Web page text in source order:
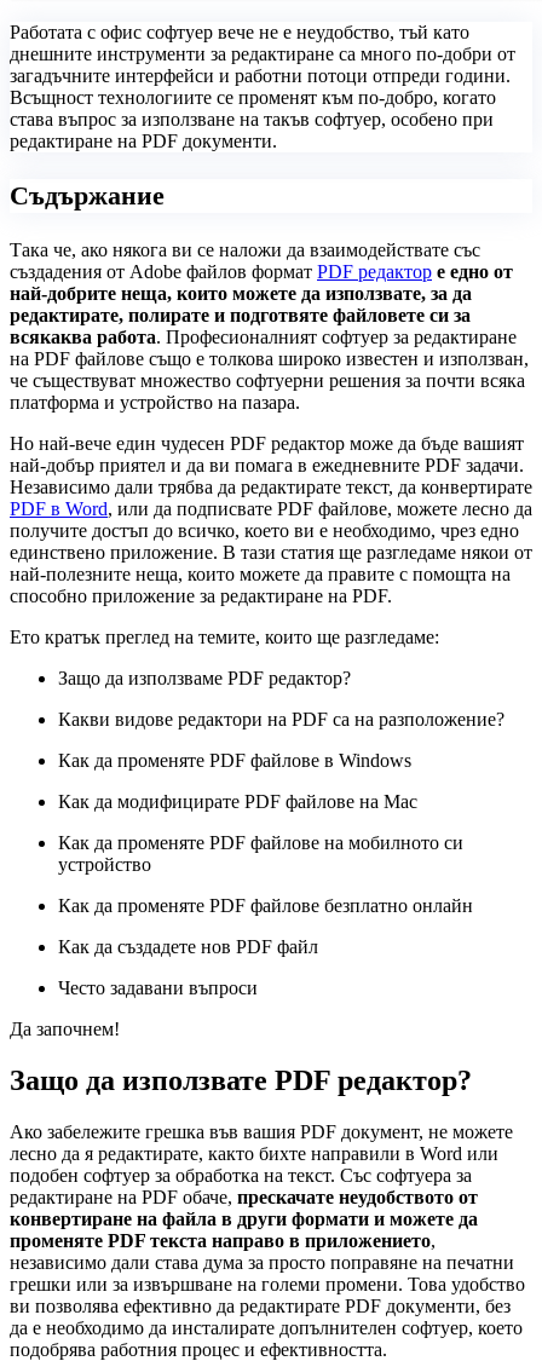
Работата с офис софтуер вече не е неудобство, тъй като
днешните инструменти за редактиране са много по-добри от
загадъчните интерфейси и работни потоци отпреди години.
Всъщност технологиите се променят към по-добро, когато
става въпрос за използване на такъв софтуер, особено при
редактиране на PDF документи.
Съдържание
Така че, ако някога ви се наложи да взаимодействате със
създадения от Adobe файлов формат PDF редактор е едно от
най-добрите неща, които можете да използвате, за да
редактирате, полирате и подготвяте файловете си за
всякаква работа. Професионалният софтуер за редактиране
на PDF файлове също е толкова широко известен и използван,
че съществуват множество софтуерни решения за почти всяка
платформа и устройство на пазара.
Но най-вече един чудесен PDF редактор може да бъде вашият
най-добър приятел и да ви помага в ежедневните PDF задачи.
Независимо дали трябва да редактирате текст, да конвертирате
PDF в Word, или да подписвате PDF файлове, можете лесно да
получите достъп до всичко, което ви е необходимо, чрез едно
единствено приложение. В тази статия ще разгледаме някои от
най-полезните неща, които можете да правите с помощта на
способно приложение за редактиране на PDF.
Ето кратък преглед на темите, които ще разгледаме:
Защо да използваме PDF редактор?
Какви видове редактори на PDF са на разположение?
Как да променяте PDF файлове в Windows
Как да модифицирате PDF файлове на Mac
Как да променяте PDF файлове на мобилното си
устройство
Как да променяте PDF файлове безплатно онлайн
Как да създадете нов PDF файл
Често задавани въпроси
Да започнем!
Защо да използвате PDF редактор?
Ако забележите грешка във вашия PDF документ, не можете
лесно да я редактирате, както бихте направили в Word или
подобен софтуер за обработка на текст. Със софтуера за
редактиране на PDF обаче, прескачате неудобството от
конвертиране на файла в други формати и можете да
променяте PDF текста направо в приложението,
независимо дали става дума за просто поправяне на печатни
грешки или за извършване на големи промени. Това удобство
ви позволява ефективно да редактирате PDF документи, без
да е необходимо да инсталирате допълнителен софтуер, което
подобрява работния процес и ефективността.